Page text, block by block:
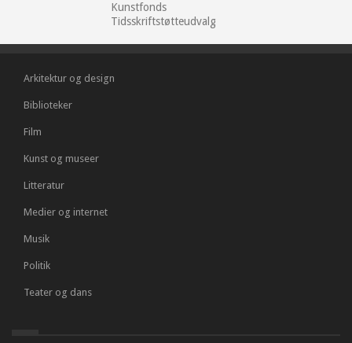
Kunstfonds
Tidsskriftstøtteudvalg
Arkitektur og design
Biblioteker
Film
Kunst og museer
Litteratur
Medier og internet
Musik
Politik
Teater og dans